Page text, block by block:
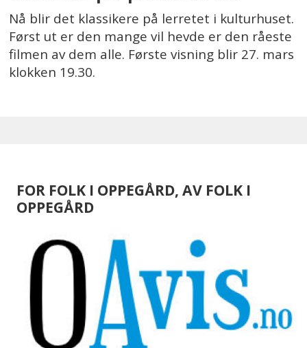
Nå blir det klassikere på lerretet i kulturhuset.
Først ut er den mange vil hevde er den råeste
filmen av dem alle. Første visning blir 27. mars
klokken 19.30.
FOR FOLK I OPPEGÅRD, AV FOLK I
OPPEGÅRD